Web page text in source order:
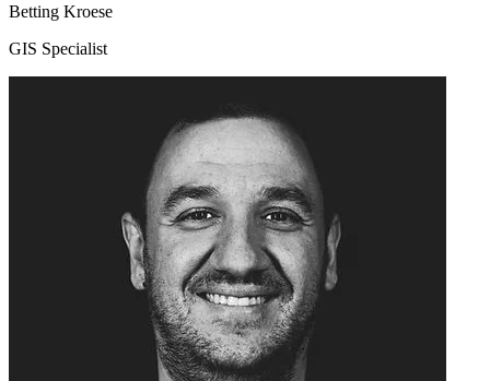
Betting Kroese
GIS Specialist